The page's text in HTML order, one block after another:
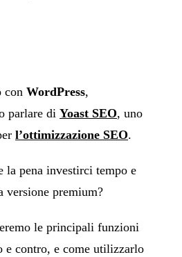
con WordPress,
parlare di Yoast SEO, uno
l’ottimizzazione SEO.
la pena investirci tempo e
versione premium?
le principali funzioni
e contro, e come utilizzarlo